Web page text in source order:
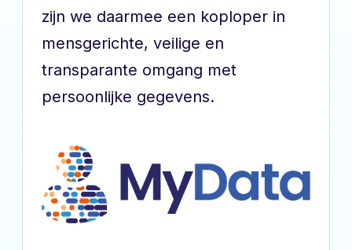
zijn we daarmee een koploper in
mensgerichte, veilige en
transparante omgang met
persoonlijke gegevens.